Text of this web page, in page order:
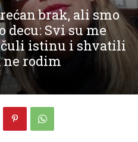
brak, ali smo
decu: Svi su me
istinu i shvatili
ne rodim